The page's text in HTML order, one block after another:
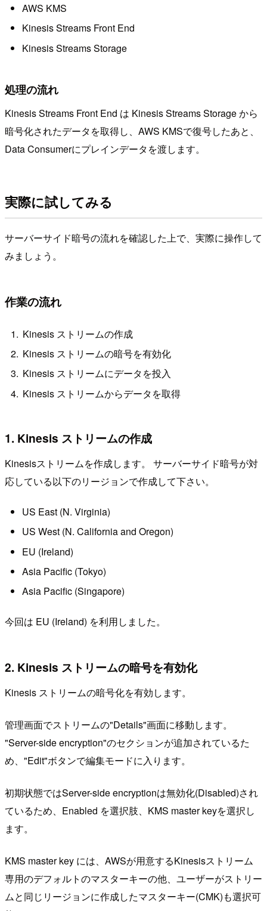
AWS KMS
Kinesis Streams Front End
Kinesis Streams Storage
処理の流れ
Kinesis Streams Front End は Kinesis Streams Storage から
暗号化されたデータを取得し、AWS KMSで復号したあと、
Data Consumerにプレインデータを渡します。
実際に試してみる
サーバーサイド暗号の流れを確認した上で、実際に操作して
みましょう。
作業の流れ
Kinesis ストリームの作成
Kinesis ストリームの暗号を有効化
Kinesis ストリームにデータを投入
Kinesis ストリームからデータを取得
1. Kinesis ストリームの作成
Kinesisストリームを作成します。 サーバーサイド暗号が対
応している以下のリージョンで作成して下さい。
US East (N. Virginia)
US West (N. California and Oregon)
EU (Ireland)
Asia Pacific (Tokyo)
Asia Pacific (Singapore)
今回は EU (Ireland) を利用しました。
2. Kinesis ストリームの暗号を有効化
Kinesis ストリームの暗号化を有効します。
管理画面でストリームの"Details"画面に移動します。
"Server-side encryption"のセクションが追加されているた
め、"Edit"ボタンで編集モードに入ります。
初期状態ではServer-side encryptionは無効化(Disabled)され
ているため、Enabled を選択肢、KMS master keyを選択し
ます。
KMS master key には、AWSが用意するKinesisストリーム
専用のデフォルトのマスターキーの他、ユーザーがストリー
ムと同じリージョンに作成したマスターキー(CMK)も選択可